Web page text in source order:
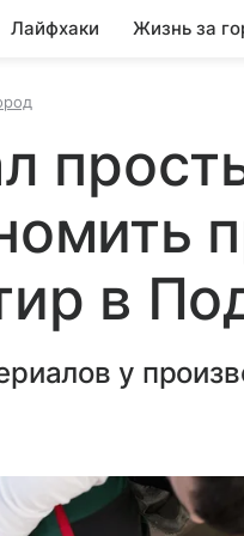
Лайфхаки Жизнь за
в
у